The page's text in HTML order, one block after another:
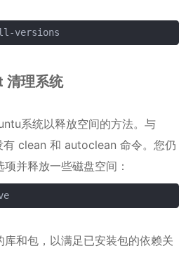
versions
清理系统
系统以释放空间的方法。与
clean 和 autoclean 命令。您仍
并释放一些磁盘空间：
库和包，以满足已安装包的依赖关